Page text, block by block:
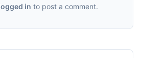
in to post a comment.